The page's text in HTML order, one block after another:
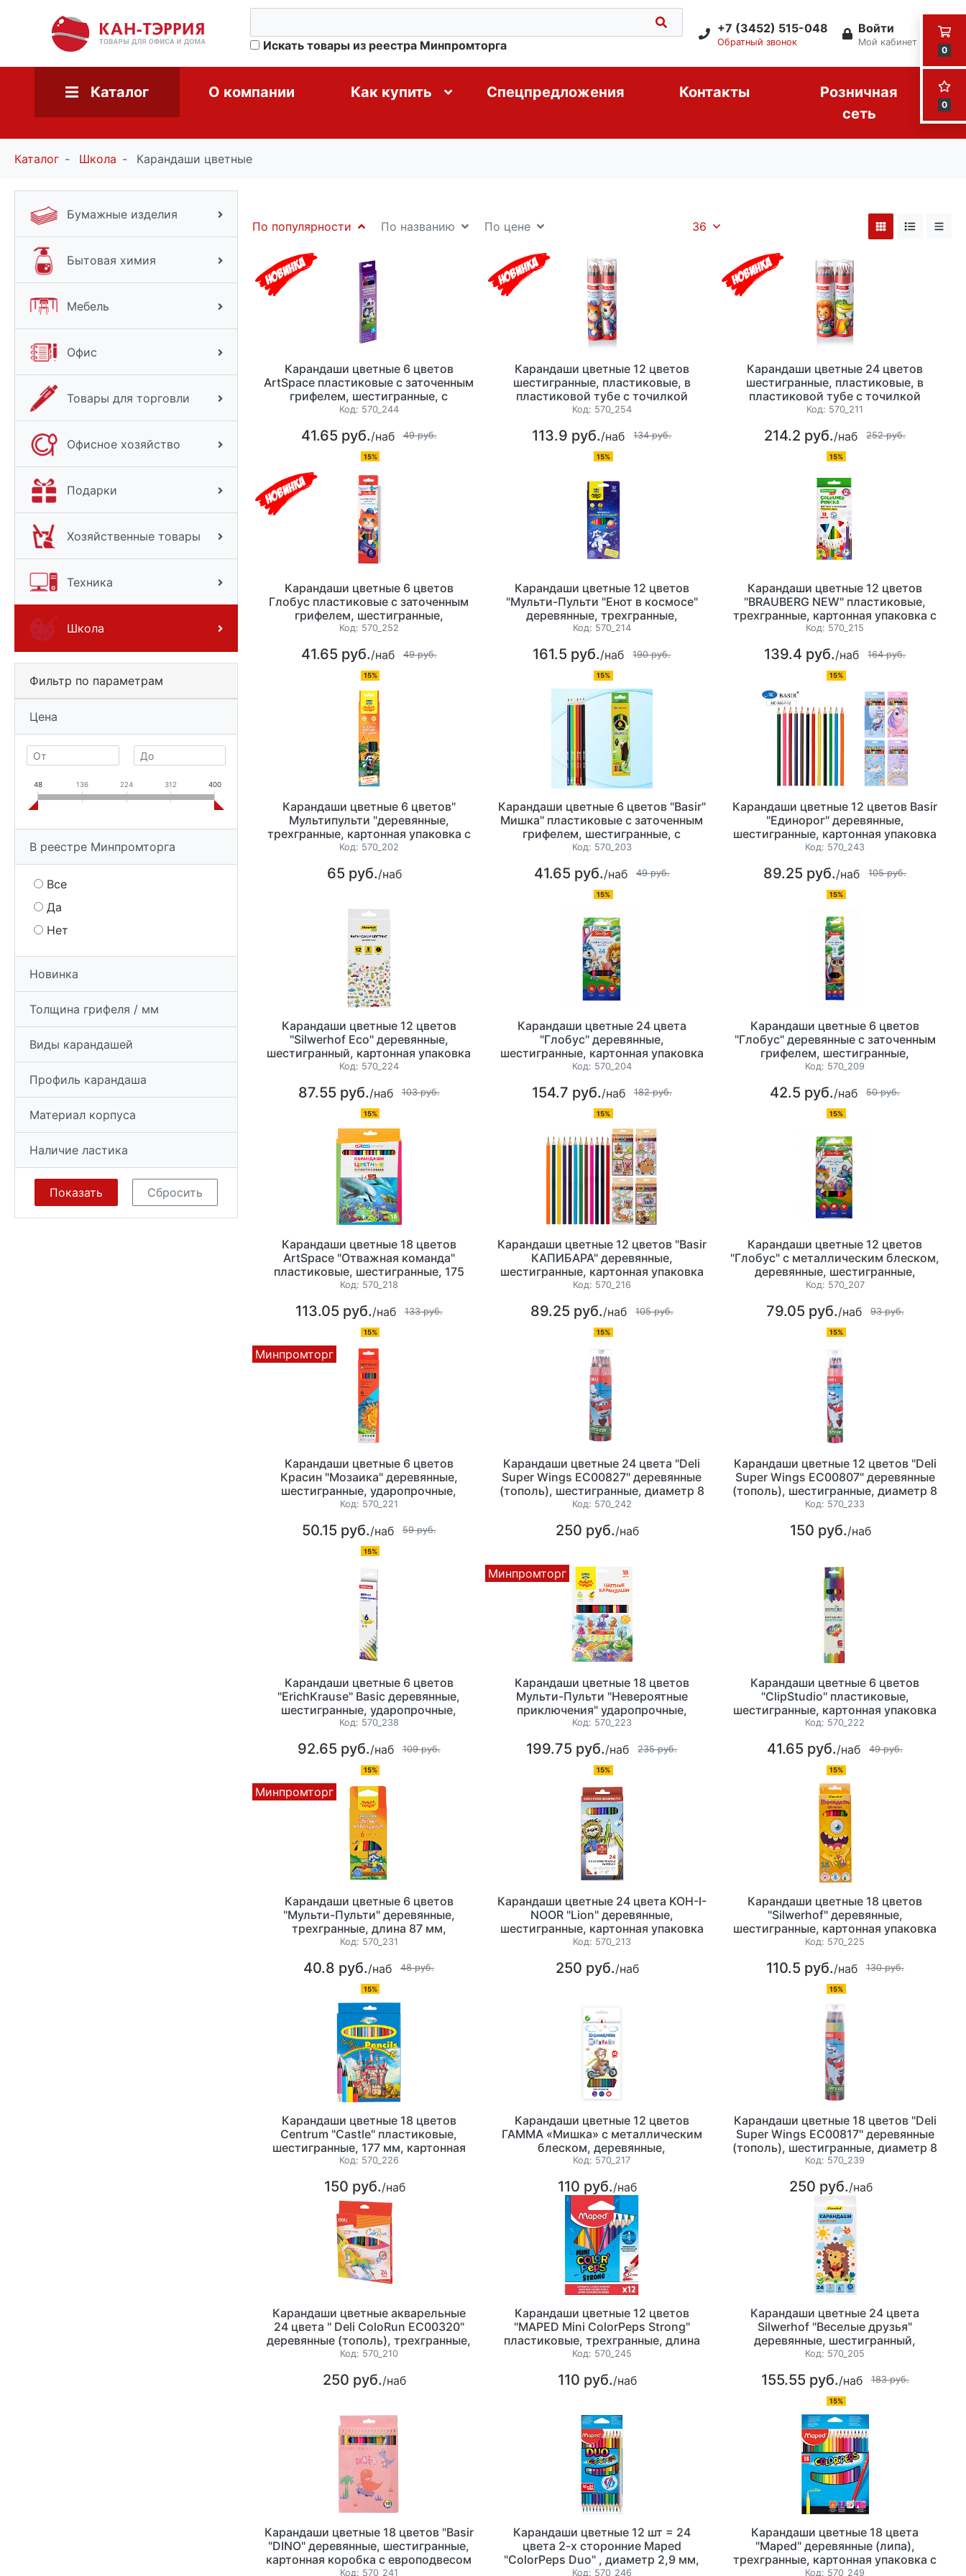
0
0
Искать товары из реестра Минпромторга
+7 (3452) 515-048
Обратный звонок
Войти
Мой кабинет
Каталог О компании Как купить Спецпредложения Контакты
Розничная
сеть
Каталог Школа Карандаши цветные
Бумажные изделия
Бытовая химия
Мебель
Офис
Товары для торговли
Офисное хозяйство
Подарки
Хозяйственные товары
Техника
Школа
Фильтр по параметрам
Цена
48 136 224 312 400
В реестре Минпромторга
Все
Да
Нет
Новинка
Толщина грифеля / мм
Виды карандашей
Профиль карандаша
Материал корпуса
Наличие ластика
По популярности По названию По цене 36
Карандаши цветные 6 цветов
ArtSpace пластиковые с заточенным
грифелем, шестигранные, с
ластиком, картонная упаковка с
Код: 570_244
41.65 руб./наб 49 руб.
15%
Карандаши цветные 12 цветов
шестигранные, пластиковые, в
пластиковой тубе с точилкой
Код: 570_254
113.9 руб./наб 134 руб.
15%
Карандаши цветные 24 цветов
шестигранные, пластиковые, в
пластиковой тубе с точилкой
Код: 570_211
214.2 руб./наб 252 руб.
15%
Карандаши цветные 6 цветов
Глобус пластиковые с заточенным
грифелем, шестигранные,
картонная упаковка с европодвесом
Код: 570_252
41.65 руб./наб 49 руб.
15%
Карандаши цветные 12 цветов
"Мульти-Пульти "Енот в космосе"
деревянные, трехгранные,
картонная упаковка с европодвесом
Код: 570_214
161.5 руб./наб 190 руб.
15%
Карандаши цветные 12 цветов
"BRAUBERG NEW" пластиковые,
трехгранные, картонная упаковка с
европодвесом
Код: 570_215
139.4 руб./наб 164 руб.
15%
Карандаши цветные 6 цветов"
Мультипульти "деревянные,
трехгранные, картонная упаковка с
европодвесом
Код: 570_202
65 руб./наб
Карандаши цветные 6 цветов "Basir"
Мишка" пластиковые с заточенным
грифелем, шестигранные, с
ластиком, картонная упаковка с
Код: 570_203
41.65 руб./наб 49 руб.
15%
Карандаши цветные 12 цветов Basir
"Единорог" деревянные,
шестигранные, картонная упаковка
с европодвесом
Код: 570_243
89.25 руб./наб 105 руб.
15%
Карандаши цветные 12 цветов
"Silwerhof Eco" деревянные,
шестигранный, картонная упаковка
с европодвесом
Код: 570_224
87.55 руб./наб 103 руб.
15%
Карандаши цветные 24 цвета
"Глобус" деревянные,
шестигранные, картонная упаковка
с европодвесом
Код: 570_204
154.7 руб./наб 182 руб.
15%
Карандаши цветные 6 цветов
"Глобус" деревянные с заточенным
грифелем, шестигранные,
картонная упаковка с европодвесом
Код: 570_209
42.5 руб./наб 50 руб.
15%
Карандаши цветные 18 цветов
ArtSpace "Отважная команда"
пластиковые, шестигранные, 175
мм, картонная упаковка с
Код: 570_218
113.05 руб./наб 133 руб.
15%
Карандаши цветные 12 цветов "Basir
КАПИБАРА" деревянные,
шестигранные, картонная упаковка
с европодвесом
Код: 570_216
89.25 руб./наб 105 руб.
15%
Карандаши цветные 12 цветов
"Глобус" с металлическим блеском,
деревянные, шестигранные,
картонная упаковка с европодвесом
Код: 570_207
79.05 руб./наб 93 руб.
15%
Минпромторг
Карандаши цветные 6 цветов
Красин "Мозаика" деревянные,
шестигранные, ударопрочные,
картонная упаковка с европодвесом
Код: 570_221
50.15 руб./наб 59 руб.
15%
Карандаши цветные 24 цвета "Deli
Super Wings EC00827" деревянные
(тополь), шестигранные, диаметр 8
мм, пластиковая туба
Код: 570_242
250 руб./наб
Карандаши цветные 12 цветов "Deli
Super Wings EC00807" деревянные
(тополь), шестигранные, диаметр 8
мм, пластиковая туба
Код: 570_233
150 руб./наб
Карандаши цветные 6 цветов
"ErichKrause" Basic деревянные,
шестигранные, ударопрочные,
картонная упаковка с европодвесом
Код: 570_238
92.65 руб./наб 109 руб.
15%
Минпромторг
Карандаши цветные 18 цветов
Мульти-Пульти "Невероятные
приключения" ударопрочные,
деревянные, шестигранные,
европодвесом
Код: 570_223
199.75 руб./наб 235 руб.
15%
Карандаши цветные 6 цветов
"ClipStudio" пластиковые,
шестигранные, картонная упаковка
с европодвесом
Код: 570_222
41.65 руб./наб 49 руб.
15%
Минпромторг
Карандаши цветные 6 цветов
"Мульти-Пульти" деревянные,
трехгранные, длина 87 мм,
картонная упаковка.
Код: 570_231
40.8 руб./наб 48 руб.
15%
Карандаши цветные 24 цвета KOH-I-
NOOR "Lion" деревянные,
шестигранные, картонная упаковка
с европодвесом
Код: 570_213
250 руб./наб
Карандаши цветные 18 цветов
"Silwerhof" деревянные,
шестигранные, картонная упаковка
с европодвесом, ассорти
Код: 570_225
110.5 руб./наб 130 руб.
15%
Карандаши цветные 18 цветов
Centrum "Castle" пластиковые,
шестигранные, 177 мм, картонная
упаковка с европодвесом
Код: 570_226
150 руб./наб
Карандаши цветные 12 цветов
ГАММА «Мишка» с металлическим
блеском, деревянные,
шестигранные, картонная упаковка
Код: 570_217
110 руб./наб
Карандаши цветные 18 цветов "Deli
Super Wings EC00817" деревянные
(тополь), шестигранные, диаметр 8
мм, пластиковая туба
Код: 570_239
250 руб./наб
Карандаши цветные акварельные
24 цвета " Deli ColoRun EC00320"
деревянные (тополь), трехгранные,
в картонной коробке
Код: 570_210
250 руб./наб
Карандаши цветные 12 цветов
"MAPED Mini ColorPeps Strong"
пластиковые, трехгранные, длина
87 мм, ударопрочные, картонная
Код: 570_245
110 руб./наб
Карандаши цветные 24 цвета
Silwerhof "Веселые друзья"
деревянные, шестигранный,
картонная упаковка с европодвесом
Код: 570_205
155.55 руб./наб 183 руб.
15%
Карандаши цветные 18 цветов "Basir
"DINO" деревянные, шестигранные,
картонная коробка с европодвесом
Код: 570_241
Карандаши цветные 12 шт = 24
цвета 2-х сторонние Maped
"ColorPeps Duo" , диаметр 2,9 мм,
деревянные,трехгранные, картонная
Код: 570_246
Карандаши цветные 18 цвета
"Maped" деревянные (липа),
трехгранные, картонная упаковка с
европодвесом
Код: 570_249